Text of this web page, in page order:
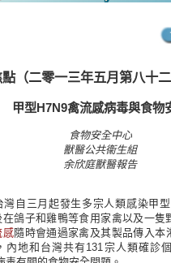
（二零一三年五月第八十
甲型H7N9禽流感病毒與食物
食物安全中心
獸醫公共衞生組
余欣庭獸醫報告
灣自三月起發生多宗人類感染甲
鴿子和雞鴨等食用家禽以及一隻
感隨時會通過家禽及其製品傳入本
內地和台灣共有131宗人類確診